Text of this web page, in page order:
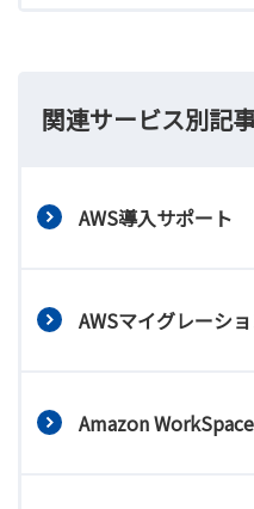
関連サービス別記
AWS導入サポート
AWSマイグレーシ
Amazon